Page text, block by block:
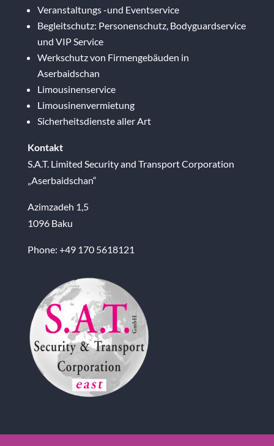
Veranstaltungs -und Eventservice
Begleitschutz: Personenschutz, Bodyguardservice
und VIP Service
Werkschutz von Firmengebäuden in
Aserbaidschan
Limousinenservice
Limousinenvermietung
Sicherheitsdienste aller Art
Kontakt
S.A.T. Limited Security and Transport Corporation
„Aserbaidschan“
Azimzadeh 1,5
1096 Baku
Phone: +49 170 5618121